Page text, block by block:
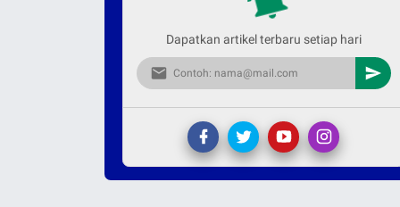
Dapatkan artikel terbaru setiap hari